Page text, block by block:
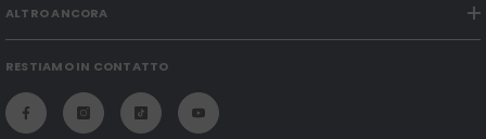
ALTRO ANCORA
RESTIAMO IN CONTATTO